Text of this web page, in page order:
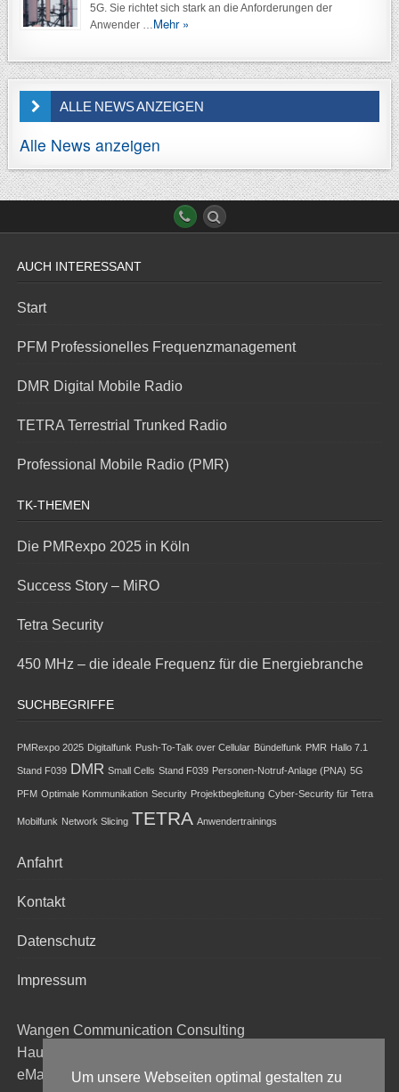
5G. Sie richtet sich stark an die Anforderungen der
Anwender … Mehr »
ALLE NEWS ANZEIGEN
Alle News anzeigen
AUCH INTERESSANT
Start
PFM Professionelles Frequenzmanagement
DMR Digital Mobile Radio
TETRA Terrestrial Trunked Radio
Professional Mobile Radio (PMR)
TK-THEMEN
Die PMRexpo 2025 in Köln
Success Story – MiRO
Tetra Security
450 MHz – die ideale Frequenz für die Energiebranche
SUCHBEGRIFFE
PMRexpo 2025 Digitalfunk Push-To-Talk over Cellular Bündelfunk PMR Hallo 7.1
Stand F039 DMR Small Cells Stand F039 Personen-Notruf-Anlage (PNA) 5G
PFM Optimale Kommunikation Security Projektbegleitung Cyber-Security für Tetra
Mobilfunk Network Slicing TETRA Anwendertrainings
Anfahrt
Kontakt
Datenschutz
Impressum
Wangen Communication Consulting
Hauptstraße. 60, 54597 Duppach
eMail:
kw@wangen-cc.de
Um unsere Webseiten optimal gestalten zu